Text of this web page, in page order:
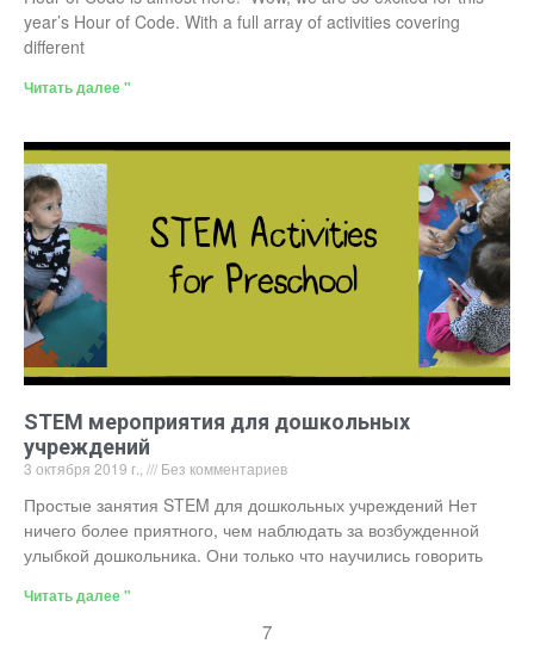
year’s Hour of Code. With a full array of activities covering
different
Читать далее "
STEM мероприятия для дошкольных
учреждений
3 октября 2019 г., Без комментариев
Простые занятия STEM для дошкольных учреждений Нет
ничего более приятного, чем наблюдать за возбужденной
улыбкой дошкольника. Они только что научились говорить
Читать далее "
7